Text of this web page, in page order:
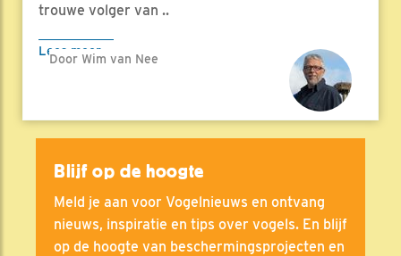
trouwe volger van ..
Lees meer
Door Wim van Nee
Blijf op de hoogte
Meld je aan voor Vogelnieuws en ontvang
nieuws, inspiratie en tips over vogels. En blijf
op de hoogte van beschermingsprojecten en